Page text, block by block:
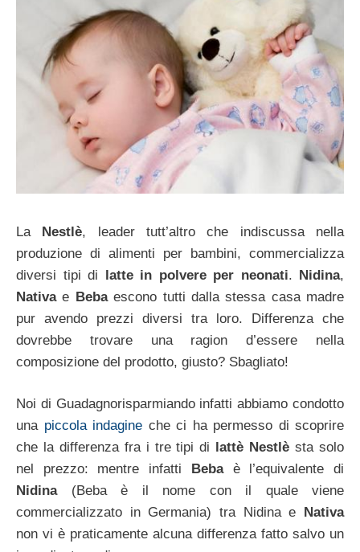
La Nestlè, leader tutt’altro che indiscussa nella
produzione di alimenti per bambini, commercializza
diversi tipi di latte in polvere per neonati. Nidina,
Nativae Bebaescono tutti dalla stessa casa madre
pur avendo prezzi diversi tra loro. Differenza che
dovrebbe trovare una ragion d’essere nella
composizione del prodotto, giusto? Sbagliato!
Noi di Guadagnorisparmiando infatti abbiamo condotto
una piccola indagine che ci ha permesso di scoprire
che la differenza fra i tre tipi di
lattè Nestlè sta solo
nel prezzo: mentre infatti
Bebaè l’equivalente di
Nidina(Beba è il nome con il quale viene
commercializzato in Germania) tra Nidina e
Nativa
non vi è praticamente alcuna differenza fatto salvo un